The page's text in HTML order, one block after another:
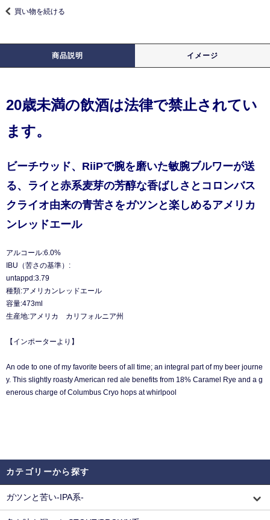
買い物を続ける
商品説明 イメージ
20歳未満の飲酒は法律で禁止されてい
ます。
ビーチウッド、RiiPで腕を磨いた敏腕ブルワーが送
る、ライと赤系麦芽の芳醇な香ばしさとコロンバス
クライオ由来の青苦さをガツンと楽しめるアメリカ
ンレッドエール
アルコール:6.0%
IBU（苦さの基準）:
untappd:3.79
種類:アメリカンレッドエール
容量:473ml
生産地:アメリカ カリフォルニア州
【インポーターより】
An ode to one of my favorite beers of all time; an integral part of my beer journe
y. This slightly roasty American red ale benefits from 18% Caramel Rye and a g
enerous charge of Columbus Cryo hops at whirlpool
カテゴリーから探す
ガツンと苦い-IPA系-